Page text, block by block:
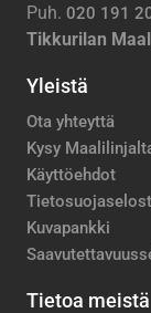
Puh. 020 191
Tikkurilan
Yleistä
Ota yhteyttä
Kysy
Käyttöehdot
Kuvapankki
Tietoa meistä